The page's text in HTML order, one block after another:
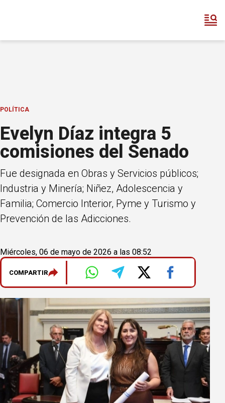
POLÍTICA
Evelyn Díaz integra 5
comisiones del Senado
Fue designada en Obras y Servicios públicos;
Industria y Minería; Niñez, Adolescencia y
Familia; Comercio Interior, Pyme y Turismo y
Prevención de las Adicciones.
Miércoles, 06 de mayo de 2026 a las 08:52
COMPARTIR